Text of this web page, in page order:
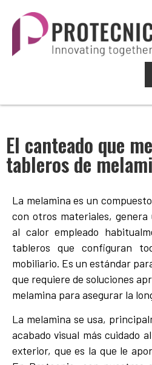
El canteado que
tableros de
La melamina es un
con otros materiales,
al calor empleado
tableros que configuran
mobiliario. Es un estándar
que requiere de soluciones
melamina para asegurar la
La melamina se usa,
acabado visual más cuidado
exterior, que es la que le